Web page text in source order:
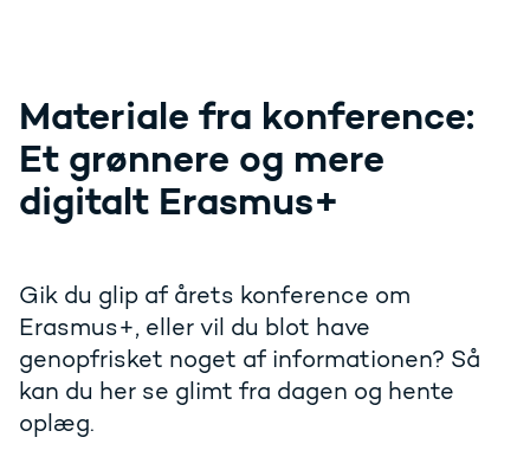
Materiale fra konference:
Et grønnere og mere
digitalt Erasmus+
Gik du glip af årets konference om
Erasmus+, eller vil du blot have
genopfrisket noget af informationen? Så
kan du her se glimt fra dagen og hente
oplæg.